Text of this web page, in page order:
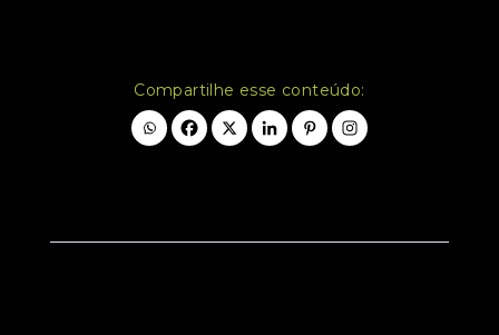
Compartilhe esse conteúdo: